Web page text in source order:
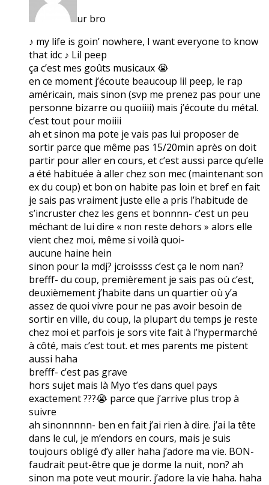
ur bro
♪ my life is goin’ nowhere, I want everyone to know
that idc ♪ Lil peep
ça c’est mes goûts musicaux 😭
en ce moment j’écoute beaucoup lil peep, le rap
américain, mais sinon (svp me prenez pas pour une
personne bizarre ou quoiiii) mais j’écoute du métal.
c’est tout pour moiiii
ah et sinon ma pote je vais pas lui proposer de
sortir parce que même pas 15/20min après on doit
partir pour aller en cours, et c’est aussi parce qu’elle
a été habituée à aller chez son mec (maintenant son
ex du coup) et bon on habite pas loin et bref en fait
je sais pas vraiment juste elle a pris l’habitude de
s’incruster chez les gens et bonnnn- c’est un peu
méchant de lui dire « non reste dehors » alors elle
vient chez moi, même si voilà quoi-
aucune haine hein
sinon pour la mdj? jcroissss c’est ça le nom nan?
brefff- du coup, premièrement je sais pas où c’est,
deuxièmement j’habite dans un quartier où y’a
assez de quoi vivre pour ne pas avoir besoin de
sortir en ville, du coup, la plupart du temps je reste
chez moi et parfois je sors vite fait à l’hypermarché
à côté, mais c’est tout. et mes parents me pistent
aussi haha
brefff- c’est pas grave
hors sujet mais là Myo t’es dans quel pays
exactement ???😭 parce que j’arrive plus trop à
suivre
ah sinonnnnn- ben en fait j’ai rien à dire. j’ai la tête
dans le cul, je m’endors en cours, mais je suis
toujours obligé d’y aller haha j’adore ma vie. BON-
faudrait peut-être que je dorme la nuit, non? ah
sinon ma pote veut mourir. j’adore la vie haha. haha